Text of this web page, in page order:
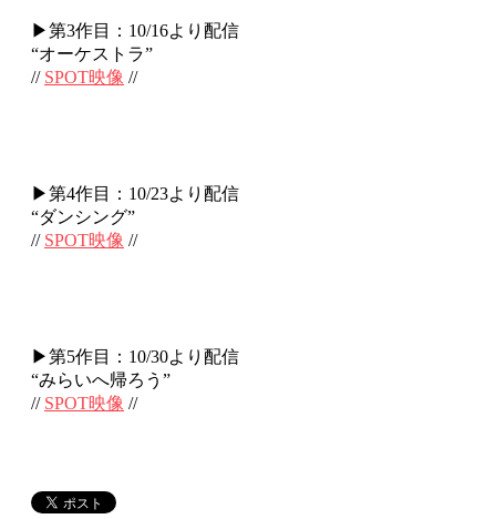
▶第3作目：10/16より配信
“オーケストラ”
// SPOT映像 //
▶第4作目：10/23より配信
“ダンシング”
// SPOT映像 //
▶第5作目：10/30より配信
“みらいへ帰ろう”
// SPOT映像 //